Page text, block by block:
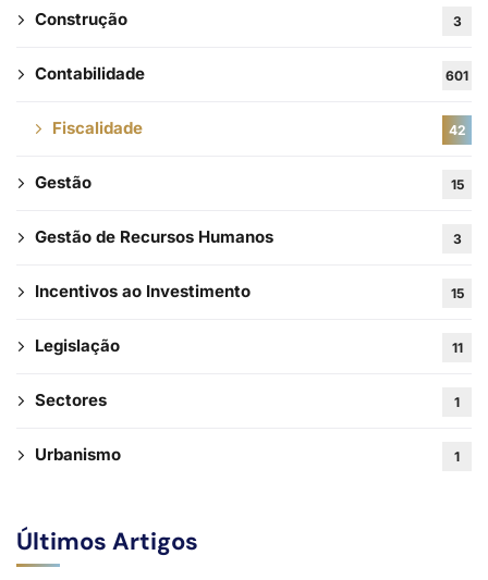
Construção 3
Contabilidade 601
Fiscalidade 42
Gestão 15
Gestão de Recursos Humanos 3
Incentivos ao Investimento 15
Legislação 11
Sectores 1
Urbanismo 1
Últimos Artigos